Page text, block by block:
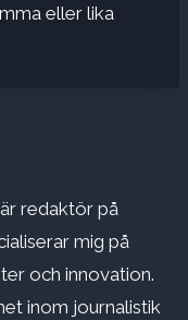
eller lika
redaktör på
mig på
och innovation.
inom journalistik